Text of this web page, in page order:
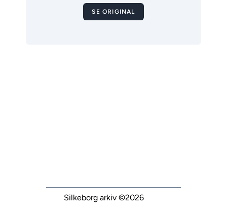
SE ORIGINAL
Silkeborg arkiv©2026